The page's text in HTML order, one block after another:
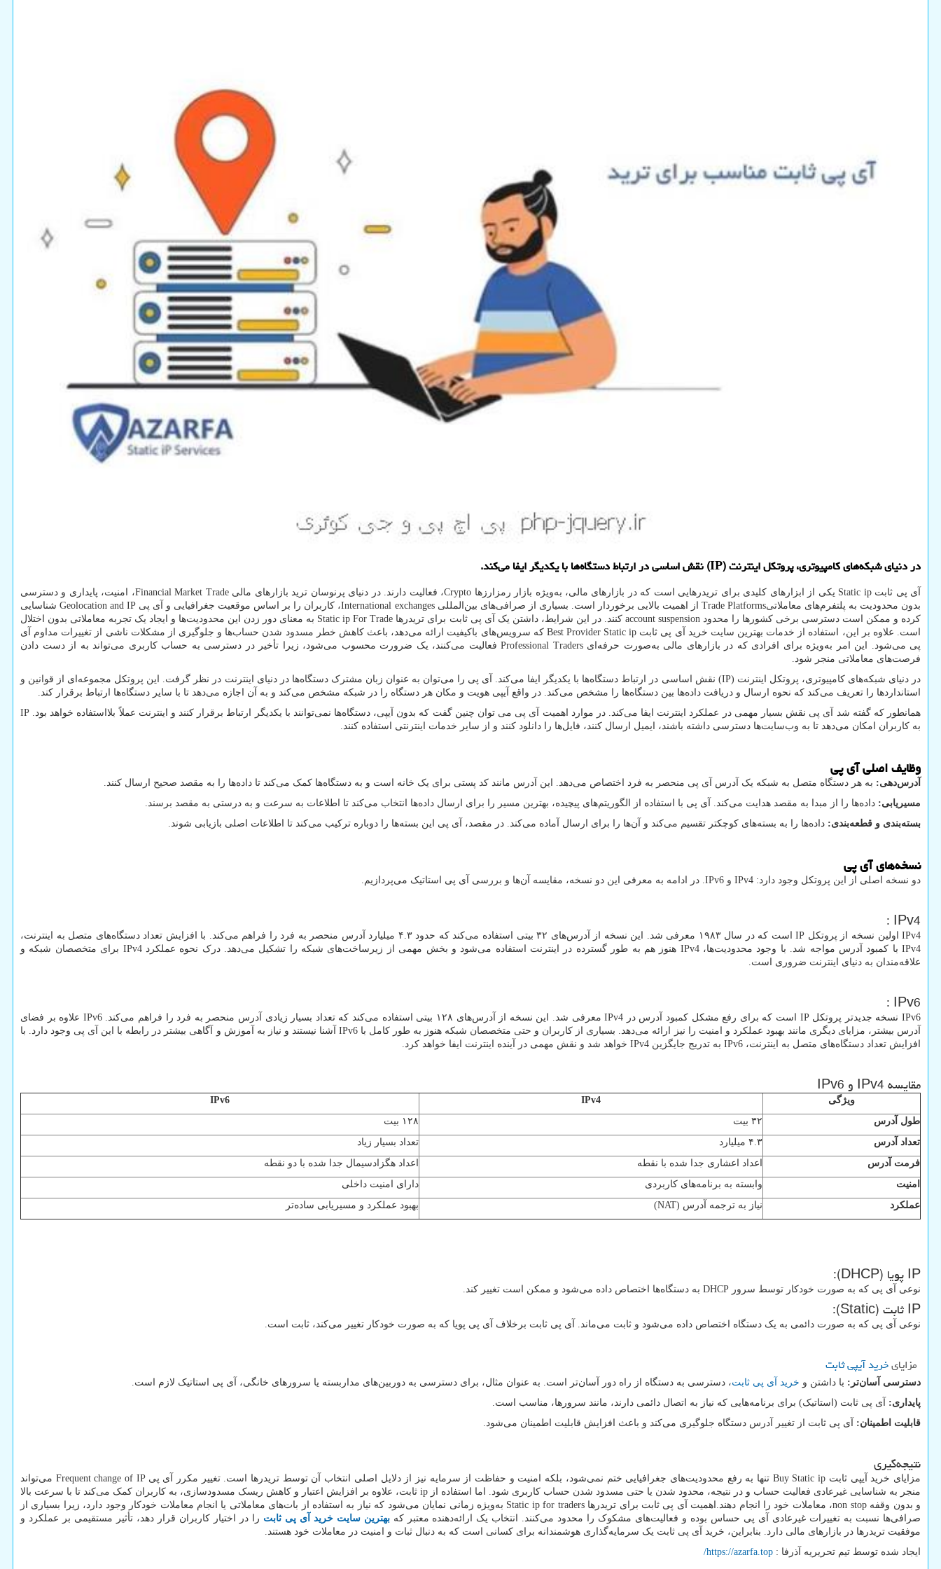
در دنیای شبکه‌های کامپیوتری، پروتکل اینترنت (IP) نقش اساسی در ارتباط دستگاه‌ها با یکدیگر ایفا می‌کند.
آی پی ثابتStatic ip یکی از ابزارهای کلیدی برای تریدرهایی است که در بازارهای مالی، به‌ویژه بازار رمزارزها Crypto، فعالیت دارند. در دنیای پرنوسان ترید بازارهای مالیFinancial Market Trade، امنیت، پایداری و دسترسی
بدون محدودیت به پلتفرم‌های معاملاتیTrade Platforms از اهمیت بالایی برخوردار است. بسیاری از صرافی‌های بین‌المللیInternational exchanges، کاربران را بر اساس موقعیت جغرافیایی و آی پی Geolocation and IPشناسایی
کرده و ممکن است دسترسی برخی کشورها را محدود account suspension کنند. در این شرایط، داشتن یک آی پی ثابت برای تریدرها Static ip For Trade به معنای دور زدن این محدودیت‌ها و ایجاد یک تجربه معاملاتی بدون اختلال
است. علاوه بر این، استفاده از خدمات بهترین سایت خرید آی پی ثابت Best Provider Static ip که سرویس‌های باکیفیت ارائه می‌دهد، باعث کاهش خطر مسدود شدن حساب‌ها و جلوگیری از مشکلات ناشی از تغییرات مداوم آی
پی می‌شود. این امر به‌ویژه برای افرادی که در بازارهای مالی به‌صورت حرفه‌ایProfessional Traders فعالیت می‌کنند، یک ضرورت محسوب می‌شود، زیرا تأخیر در دسترسی به حساب کاربری می‌تواند به از دست دادن
فرصت‌های معاملاتی منجر شود.
در دنیای شبکه‌های کامپیوتری، پروتکل اینترنت (IP) نقش اساسی در ارتباط دستگاه‌ها با یکدیگر ایفا می‌کند. آی پی را می‌توان به عنوان زبان مشترک دستگاه‌ها در دنیای اینترنت در نظر گرفت. این پروتکل مجموعه‌ای از قوانین و
استانداردها را تعریف می‌کند که نحوه ارسال و دریافت داده‌ها بین دستگاه‌ها را مشخص می‌کند. در واقع آیپی هویت و مکان هر دستگاه را در شبکه مشخص می‌کند و به آن اجازه می‌دهد تا با سایر دستگاه‌ها ارتباط برقرار کند.
همانطور که گفته شد آی پی نقش بسیار مهمی در عملکرد اینترنت ایفا می‌کند. در موارد اهمیت آی پی می توان چنین گفت که بدون آیپی، دستگاه‌ها نمی‌توانند با یکدیگر ارتباط برقرار کنند و اینترنت عملاً بلااستفاده خواهد بود. IP
به کاربران امکان می‌دهد تا به وب‌سایت‌ها دسترسی داشته باشند، ایمیل ارسال کنند، فایل‌ها را دانلود کنند و از سایر خدمات اینترنتی استفاده کنند.
وظایف اصلی آی پی
آدرس‌دهی: به هر دستگاه متصل به شبکه یک آدرس آی پی منحصر به فرد اختصاص می‌دهد. این آدرس مانند کد پستی برای یک خانه است و به دستگاه‌ها کمک می‌کند تا داده‌ها را به مقصد صحیح ارسال کنند.
مسیریابی: داده‌ها را از مبدا به مقصد هدایت می‌کند. آی پی با استفاده از الگوریتم‌های پیچیده، بهترین مسیر را برای ارسال داده‌ها انتخاب می‌کند تا اطلاعات به سرعت و به درستی به مقصد برسند.
بسته‌بندی و قطعه‌بندی: داده‌ها را به بسته‌های کوچکتر تقسیم می‌کند و آن‌ها را برای ارسال آماده می‌کند. در مقصد، آی پی این بسته‌ها را دوباره ترکیب می‌کند تا اطلاعات اصلی بازیابی شوند.
نسخه‌های آی پی
دو نسخه اصلی از این پروتکل وجود دارد: IPv4 و IPv6 . در ادامه به معرفی این دو نسخه، مقایسه آن‌ها و بررسی آی پی استاتیک می‌پردازیم.
IPv4
:
IPv4اولین نسخه از پروتکل IPاست که در سال ۱۹۸۳ معرفی شد. این نسخه از آدرس‌های ۳۲ بیتی استفاده می‌کند که حدود ۴.۳ میلیارد آدرس منحصر به فرد را فراهم می‌کند. با افزایش تعداد دستگاه‌های متصل به اینترنت،
IPv4با کمبود آدرس مواجه شد. با وجود محدودیت‌ها،IPv4 هنوز هم به طور گسترده در اینترنت استفاده می‌شود و بخش مهمی از زیرساخت‌های شبکه را تشکیل می‌دهد. درک نحوه عملکردIPv4 برای متخصصان شبکه و
علاقه‌مندان به دنیای اینترنت ضروری است.
IPv6
:
IPv6نسخه جدیدتر پروتکلIP است که برای رفع مشکل کمبود آدرس در IPv4معرفی شد. این نسخه از آدرس‌های ۱۲۸ بیتی استفاده می‌کند که تعداد بسیار زیادی آدرس منحصر به فرد را فراهم می‌کند. IPv6 علاوه بر فضای
آدرس بیشتر، مزایای دیگری مانند بهبود عملکرد و امنیت را نیز ارائه می‌دهد. بسیاری از کاربران و حتی متخصصان شبکه هنوز به طور کامل باIPv6 آشنا نیستند و نیاز به آموزش و آگاهی بیشتر در رابطه با این آی پی وجود دارد. با
افزایش تعداد دستگاه‌های متصل به اینترنت، IPv6 به تدریج جایگزین IPv4 خواهد شد و نقش مهمی در آینده اینترنت ایفا خواهد کرد.
مقایسهIPv4 وIPv6
ویژگی IPv4
IPv6
طول آدرس
۳۲ بیت
۱۲۸ بیت
تعداد آدرس
۴.۳ میلیارد
تعداد بسیار زیاد
فرمت آدرس
اعداد اعشاری جدا شده با نقطه
اعداد هگزادسیمال جدا شده با دو نقطه
امنیت
وابسته به برنامه‌های کاربردی
دارای امنیت داخلی
عملکرد
نیاز به ترجمه آدرس (NAT
) بهبود عملکرد و مسیریابی ساده‌تر
IPپویا (DHCP
):
نوعی آی پی که به صورت خودکار توسط سرور DHCP به دستگاه‌ها اختصاص داده می‌شود و ممکن است تغییر کند.
IPثابت (Static
):
نوعی آی پی که به صورت دائمی به یک دستگاه اختصاص داده می‌شود و ثابت می‌ماند. آی پی ثابت برخلاف آی پی پویا که به صورت خودکار تغییر می‌کند، ثابت است.
مزایایخرید آیپی ثابت
دسترسی آسان‌تر: با داشتن و خرید آی پی ثابت، دسترسی به دستگاه از راه دور آسان‌تر است. به عنوان مثال، برای دسترسی به دوربین‌های مداربسته یا سرورهای خانگی، آی پی استاتیک لازم است.
پایداری: آی پی ثابت (استاتیک) برای برنامه‌هایی که نیاز به اتصال دائمی دارند، مانند سرورها، مناسب است.
قابلیت اطمینان: آی پی ثابت از تغییر آدرس دستگاه جلوگیری می‌کند و باعث افزایش قابلیت اطمینان می‌شود.
نتیجه‌گیری
مزایای خرید آیپی ثابت Buy Static ip تنها به رفع محدودیت‌های جغرافیایی ختم نمی‌شود، بلکه امنیت و حفاظت از سرمایه نیز از دلایل اصلی انتخاب آن توسط تریدرها است. تغییر مکرر آی پی Frequent change of IP می‌تواند
منجر به شناسایی غیرعادی فعالیت حساب و در نتیجه، محدود شدن یا حتی مسدود شدن حساب کاربری شود. اما استفاده از ip ثابت، علاوه بر افزایش اعتبار و کاهش ریسک مسدودسازی، به کاربران کمک می‌کند تا با سرعت بالا
و بدون وقفهnon stop، معاملات خود را انجام دهند.اهمیت آی پی ثابت برای تریدرهاStatic ip for traders به‌ویژه زمانی نمایان می‌شود که نیاز به استفاده از بات‌های معاملاتی یا انجام معاملات خودکار وجود دارد، زیرا بسیاری از
صرافی‌ها نسبت به تغییرات غیرعادی آی پی حساس بوده و فعالیت‌های مشکوک را محدود می‌کنند. انتخاب یک ارائه‌دهنده معتبر کهبهترین سایت خرید آی پی ثابت را در اختیار کاربران قرار دهد، تأثیر مستقیمی بر عملکرد و
موفقیت تریدرها در بازارهای مالی دارد. بنابراین، خرید آی پی ثابت یک سرمایه‌گذاری هوشمندانه برای کسانی است که به دنبال ثبات و امنیت در معاملات خود هستند.
ایجاد شده توسط تیم تحریریه آذرفا : https://azarfa.top
/